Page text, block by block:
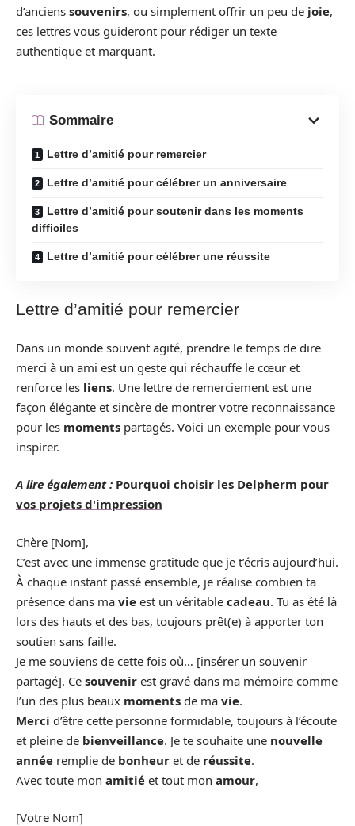
d’anciens souvenirs, ou simplement offrir un peu de joie,
ces lettres vous guideront pour rédiger un texte
authentique et marquant.
Sommaire
Lettre d’amitié pour remercier
Lettre d’amitié pour célébrer un anniversaire
Lettre d’amitié pour soutenir dans les moments
difficiles
Lettre d’amitié pour célébrer une réussite
Lettre d’amitié pour remercier
Dans un monde souvent agité, prendre le temps de dire
merci à un ami est un geste qui réchauffe le cœur et
renforce les liens. Une lettre de remerciement est une
façon élégante et sincère de montrer votre reconnaissance
pour les moments partagés. Voici un exemple pour vous
inspirer.
A lire également : Pourquoi choisir les Delpherm pour
vos projets d'impression
Chère [Nom],
C’est avec une immense gratitude que je t’écris aujourd’hui.
À chaque instant passé ensemble, je réalise combien ta
présence dans ma vie est un véritable cadeau. Tu as été là
lors des hauts et des bas, toujours prêt(e) à apporter ton
soutien sans faille.
Je me souviens de cette fois où… [insérer un souvenir
partagé]. Ce souvenir est gravé dans ma mémoire comme
l’un des plus beaux moments de ma vie.
Merci d’être cette personne formidable, toujours à l’écoute
et pleine de bienveillance. Je te souhaite une nouvelle
année remplie de bonheur et de réussite.
Avec toute mon amitié et tout mon amour,
[Votre Nom]